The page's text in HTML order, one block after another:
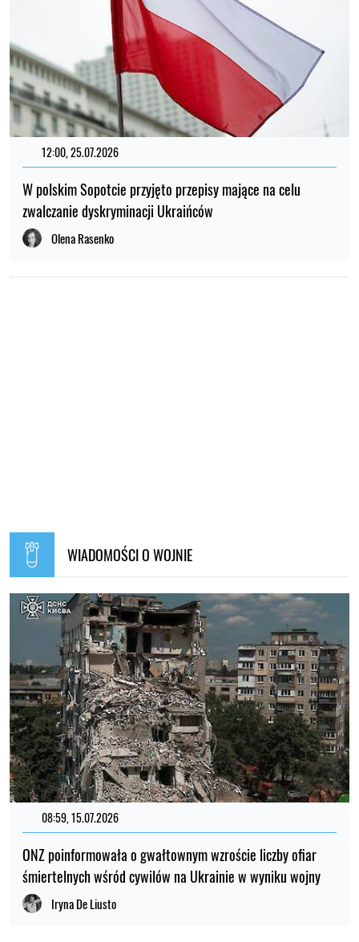
12:00, 25.07.2026
W polskim Sopotcie przyjęto przepisy mające na celu
zwalczanie dyskryminacji Ukraińców
Olena Rasenko
WIADOMOŚCI O WOJNIE
08:59, 15.07.2026
ONZ poinformowała o gwałtownym wzroście liczby ofiar
śmiertelnych wśród cywilów na Ukrainie w wyniku wojny
Iryna De Liusto